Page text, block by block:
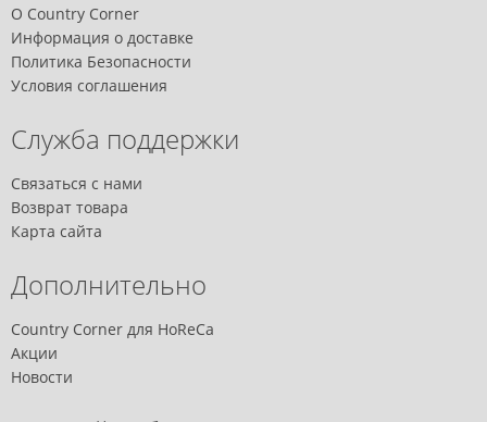
О Country Corner
Информация о доставке
Политика Безопасности
Условия соглашения
Служба поддержки
Связаться с нами
Возврат товара
Карта сайта
Дополнительно
Country Corner для HoReCa
Акции
Новости